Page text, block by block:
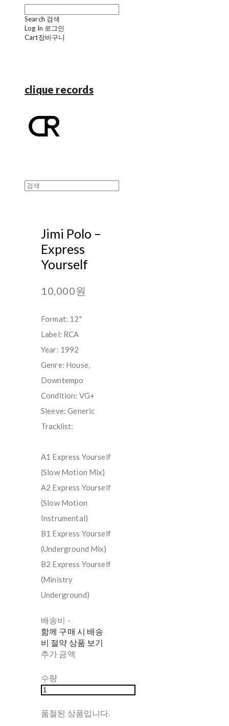
Search 검색
Log In 로그인
Cart장바구니
clique records
Jimi Polo ‎–
Express
Yourself
10,000원
Format: 12"
Label: RCA
Year: 1992
Genre: House,
Downtempo
Condition: VG+
Sleeve: Generic
Tracklist:
A1 Express Yourself
(Slow Motion Mix)
A2 Express Yourself
(Slow Motion
Instrumental)
B1 Express Yourself
(Underground Mix)
B2 Express Yourself
(Ministry
Underground)
배송비 -
함께 구매 시 배송
비 절약 상품 보기
추가 금액
수량
품절된 상품입니다.